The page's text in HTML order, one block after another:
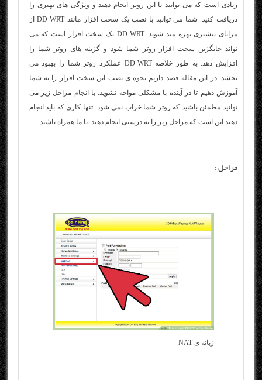
زیادی است که می توانید با اين روتر انجام دهید و ویژگی های بهتری را
دریافت کنید. شما می توانید با نصب یک سخت افزار مانند DD-WRT از
مزایای بیشتری بهره مند شوید. DD-WRT یک سخت افزار است که می
تواند جایگزین سخت افزار روتر شما شود و گزینه های روتر شما را
افزایش دهد. به طور خلاصه DD-WRT عملکرد روتر شما را بهبود می
بخشد. در این مقاله قصد داریم نحوه ی نصب این سخت افزار را به شما
آموزش دهیم تا در آینده با مشکلی مواجه نشوید. با انجام مراحل زیر می
توانید مطمئن باشید که روتر شما خراب نمی شود. تنها کاری که باید انجام
دهید این است که مراحل زیر را به درستی انجام دهید. با ما همراه باشید.
مراحل :
زبانه ی NAT